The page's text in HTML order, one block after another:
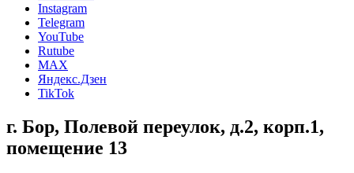
Instagram
Telegram
YouTube
Rutube
MAX
Яндекс.Дзен
TikTok
г. Бор, Полевой переулок, д.2, корп.1,
помещение 13